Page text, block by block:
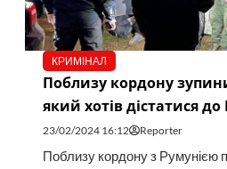
КРИМІНАЛ
Поблизу кордону
який хотів дістатися до
23/02/2024 16:12 Reporter
Поблизу кордону з Румунією